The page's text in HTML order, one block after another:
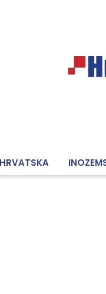
HRVATSKA